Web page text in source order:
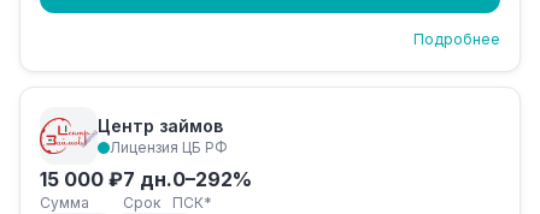
Подробнее
Центр займов
Лицензия ЦБ РФ
15 000 ₽
Сумма
7 дн.
Срок
0–292%
ПСК*